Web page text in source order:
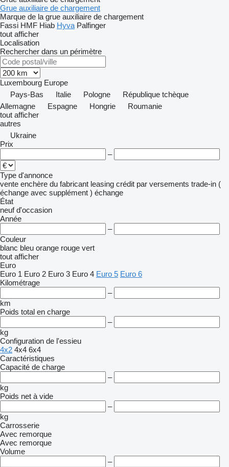
Grue auxiliaire de chargement
Marque de la grue auxiliaire de chargement
Fassi HMF Hiab Hyva Palfinger
tout afficher
Localisation
Rechercher dans un périmètre
Luxembourg Europe
Pays-Bas
Italie Pologne
République tchèque
Allemagne
Espagne Hongrie
Roumanie
tout afficher
autres
Ukraine
Prix
–
Type d'annonce
vente enchère du fabricant leasing crédit par versements trade-in (
échange avec supplément ) échange
État
neuf d'occasion
Année
–
Couleur
blanc bleu orange rouge vert
tout afficher
Euro
Euro 1 Euro 2 Euro 3 Euro 4 Euro 5 Euro 6
Kilométrage
–
km
Poids total en charge
–
kg
Configuration de l'essieu
4x2 4x4 6x4
Caractéristiques
Capacité de charge
–
kg
Poids net à vide
–
kg
Carrosserie
Avec remorque
Avec remorque
Volume
–